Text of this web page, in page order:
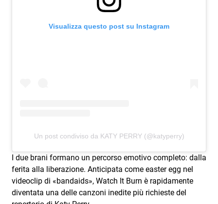
Visualizza questo post su Instagram
Un post condiviso da KATY PERRY (@katyperry)
I due brani formano un percorso emotivo completo: dalla
ferita alla liberazione. Anticipata come easter egg nel
videoclip di «bandaids», Watch It Burn è rapidamente
diventata una delle canzoni inedite più richieste del